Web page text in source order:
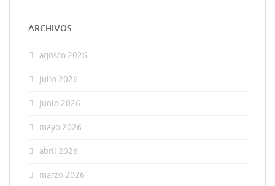
ARCHIVOS
agosto 2026
julio 2026
junio 2026
mayo 2026
abril 2026
marzo 2026